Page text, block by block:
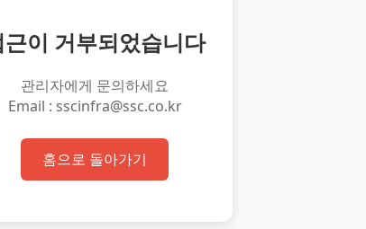
근이 거부되었습니다
관리자에게 문의하세요
Email : sscinfra@ssc.co.kr
홈으로 돌아가기